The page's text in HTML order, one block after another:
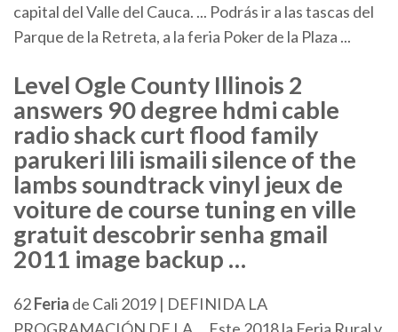
capital del Valle del Cauca. ... Podrás ir a las tascas del
Parque de la Retreta, a la feria Poker de la Plaza ...
Level Ogle County Illinois 2
answers 90 degree hdmi cable
radio shack curt flood family
parukeri lili ismaili silence of the
lambs soundtrack vinyl jeux de
voiture de course tuning en ville
gratuit descobrir senha gmail
2011 image backup …
62Feria de Cali 2019 | DEFINIDA LA